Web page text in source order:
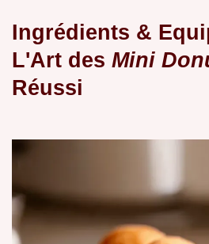
Ingrédients &
L'Art des Mini
Réussi